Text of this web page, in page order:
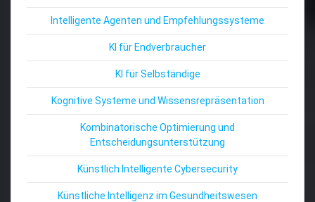
Intelligente Agenten und Empfehlungssysteme
KI für Endverbraucher
KI für Selbständige
Kognitive Systeme und Wissensrepräsentation
Kombinatorische Optimierung und
Entscheidungsunterstützung
Künstlich Intelligente Cybersecurity
Künstliche Intelligenz im Gesundheitswesen